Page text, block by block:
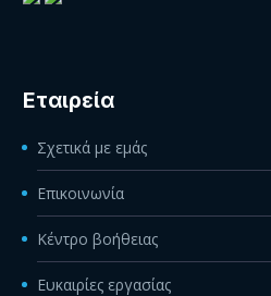
Εταιρεία
Σχετικά με εμάς
Επικοινωνία
Κέντρο βοήθειας
Ευκαιρίες εργασίας